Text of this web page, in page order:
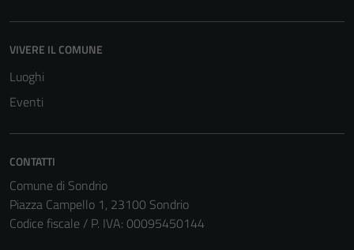
VIVERE IL COMUNE
Luoghi
Eventi
CONTATTI
Comune di Sondrio
Piazza Campello 1, 23100 Sondrio
Codice fiscale / P. IVA: 00095450144
funzionamento
Questi cookie